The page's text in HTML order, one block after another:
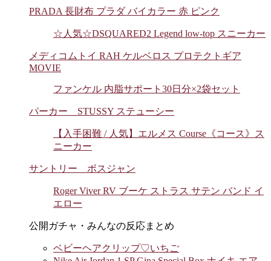
PRADA 長財布 プラダ バイカラー 赤 ピンク
☆人気☆DSQUARED2 Legend low-top スニーカー
メディコムトイ RAH ケルベロス プロテクトギア
MOVIE
ファンケル 内脂サポート30日分×2袋セット
パーカー STUSSY ステューシー
【入手困難 / 人気】エルメス Course《コース》ス
ニーカー
サントリー ボスジャン
Roger Viver RV ブーケ ストラス サテン バンド イ
エロー
公開ガチャ・みんなの反応まとめ
ベビーヘアクリップ♡いちご